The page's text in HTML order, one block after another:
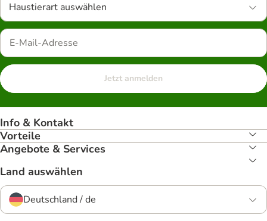
Haustierart auswählen
Jetzt anmelden
Info & Kontakt
Vorteile
Angebote & Services
Land auswählen
Deutschland / de